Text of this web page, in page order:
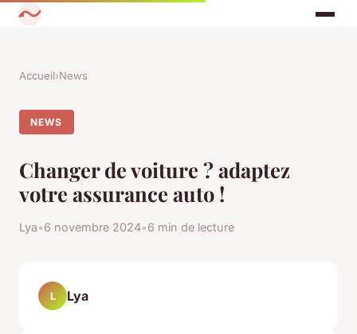
Accueil›News
NEWS
Changer de voiture ? adaptez
votre assurance auto !
Lya•6 novembre 2024•6 min de lecture
L Lya